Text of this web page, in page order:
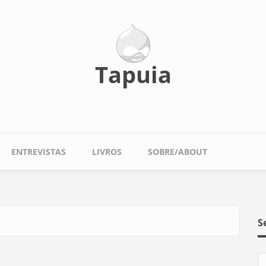
Tapuia
ENTREVISTAS LIVROS SOBRE/ABOUT